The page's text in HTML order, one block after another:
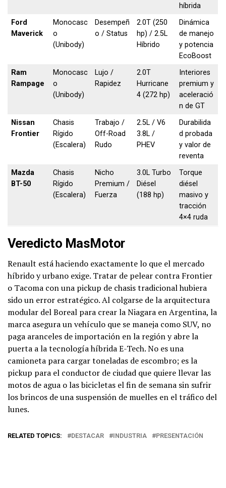
híbrida
Ford
Maverick
Monocasc
o
(Unibody)
Desempeñ
o / Status
2.0T (250
hp) / 2.5L
Híbrido
Dinámica
de manejo
y potencia
EcoBoost
Ram
Rampage
Monocasc
o
(Unibody)
Lujo /
Rapidez
2.0T
Hurricane
4 (272 hp)
Interiores
premium y
aceleració
n de GT
Nissan
Frontier
Chasis
Rígido
(Escalera)
Trabajo /
Off-Road
Rudo
2.5L / V6
3.8L /
PHEV
Durabilida
d probada
y valor de
reventa
Mazda
BT-50
Chasis
Rígido
(Escalera)
Nicho
Premium /
Fuerza
3.0L Turbo
Diésel
(188 hp)
Torque
diésel
masivo y
tracción
4×4 ruda
Veredicto MasMotor
Renault está haciendo exactamente lo que el mercado
híbrido y urbano exige. Tratar de pelear contra Frontier
o Tacoma con una pickup de chasis tradicional hubiera
sido un error estratégico. Al colgarse de la arquitectura
modular del Boreal para crear la Niagara en Argentina, la
marca asegura un vehículo que se maneja como SUV, no
paga aranceles de importación en la región y abre la
puerta a la tecnología híbrida E-Tech. No es una
camioneta para cargar toneladas de escombro; es la
pickup para el conductor de ciudad que quiere llevar las
motos de agua o las bicicletas el fin de semana sin sufrir
los brincos de una suspensión de muelles en el tráfico del
lunes.
RELATED TOPICS: DESTACAR INDUSTRIA PRESENTACIÓN